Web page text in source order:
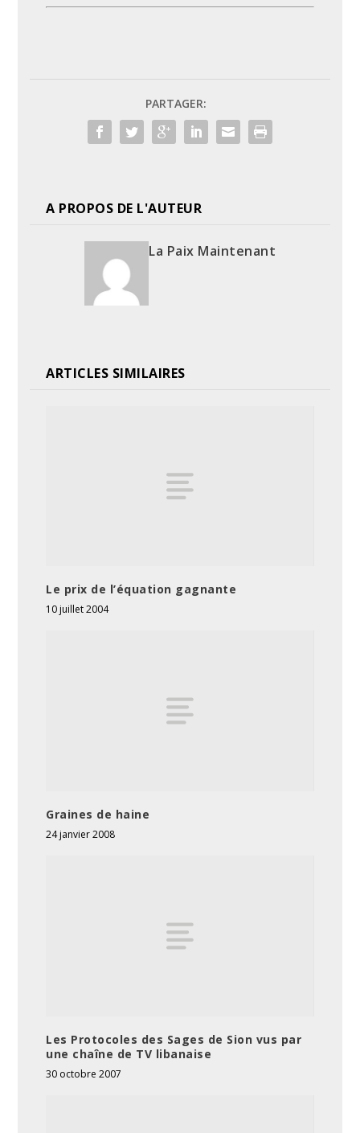
PARTAGER:
A PROPOS DE L'AUTEUR
La Paix Maintenant
ARTICLES SIMILAIRES
Le prix de l’équation gagnante
10 juillet 2004
Graines de haine
24 janvier 2008
Les Protocoles des Sages de Sion vus par
une chaîne de TV libanaise
30 octobre 2007